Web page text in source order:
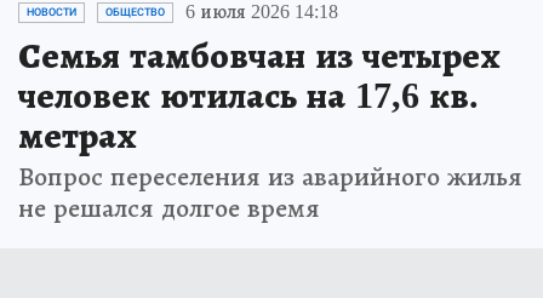
НОВОСТИ ОБЩЕСТВО 6 июля 2026 14:18
Семья тамбовчан из четырех
человек ютилась на 17,6 кв.
метрах
Вопрос переселения из аварийного жилья
не решался долгое время